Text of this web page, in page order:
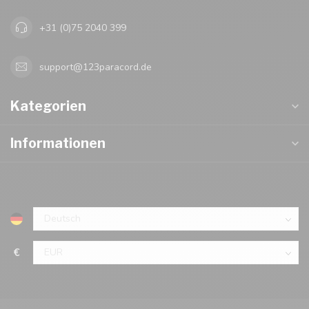
+31 (0)75 2040 399
support@123paracord.de
Kategorien
Informationen
€